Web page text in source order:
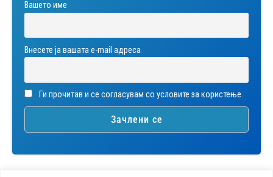
Вашето име
Внесете ја вашата е-mail адреса
Ги прочитав и се согласувам со условите за користење.